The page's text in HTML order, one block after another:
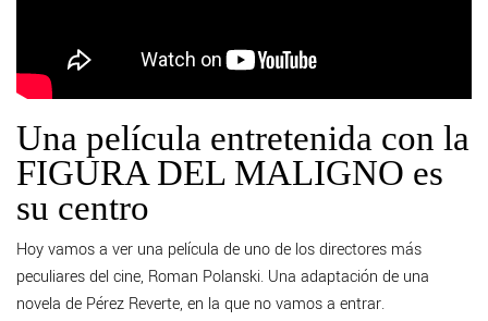
Una película entretenida con la
FIGURA DEL MALIGNO es
su centro
Hoy vamos a ver una película de uno de los directores más
peculiares del cine, Roman Polanski. Una adaptación de una
novela de Pérez Reverte, en la que no vamos a entrar.